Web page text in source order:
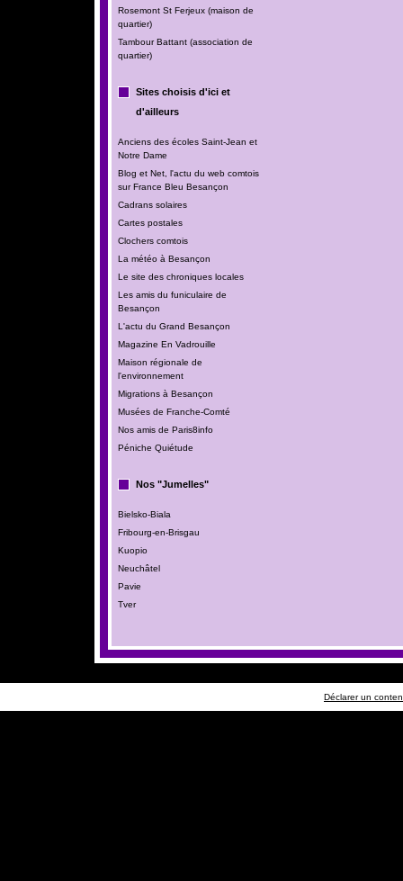
Rosemont St Ferjeux (maison de
quartier)
Tambour Battant (association de
quartier)
Sites choisis d'ici et
d'ailleurs
Anciens des écoles Saint-Jean et
Notre Dame
Blog et Net, l'actu du web comtois
sur France Bleu Besançon
Cadrans solaires
Cartes postales
Clochers comtois
La météo à Besançon
Le site des chroniques locales
Les amis du funiculaire de
Besançon
L'actu du Grand Besançon
Magazine En Vadrouille
Maison régionale de
l'environnement
Migrations à Besançon
Musées de Franche-Comté
Nos amis de Paris8info
Péniche Quiétude
Nos "Jumelles"
Bielsko-Biala
Fribourg-en-Brisgau
Kuopio
Neuchâtel
Pavie
Tver
Déclarer un